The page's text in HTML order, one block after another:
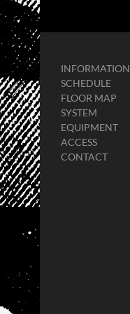
INFORMATION
SCHEDULE
FLOOR MAP
SYSTEM
EQUIPMENT
ACCESS
CONTACT